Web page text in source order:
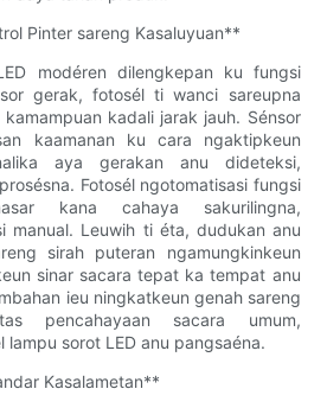
Pinter sareng Kasaluyuan**
modéren dilengkepan ku fungsi
gerak, fotosél ti wanci sareupna
kadali jarak jauh. Sénsor
kaamanan ku cara ngaktipkeun
aya gerakan anu dideteksi,
Fotosél ngotomatisasi fungsi
kana cahaya sakurilingna,
manual. Leuwih ti éta, dudukan anu
sirah puteran ngamungkinkeun
sinar sacara tepat ka tempat anu
ieu ningkatkeun genah sareng
pencahayaan sacara umum,
lampu sorot LED anu pangsaéna.
Kasalametan**